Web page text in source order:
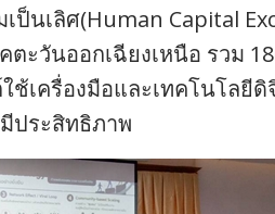
เลิศ(Human Capital
ตะวันออกเฉียงเหนือ รวม
ช้เครื่องมือและเทคโนโลยี
ประสิทธิภาพ